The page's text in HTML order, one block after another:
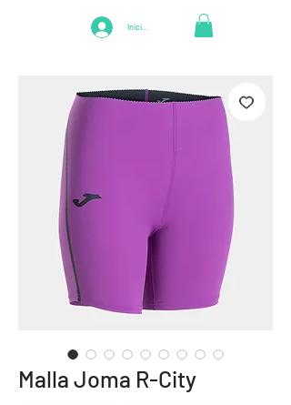
Iniciar Sesión
Malla Joma R-City